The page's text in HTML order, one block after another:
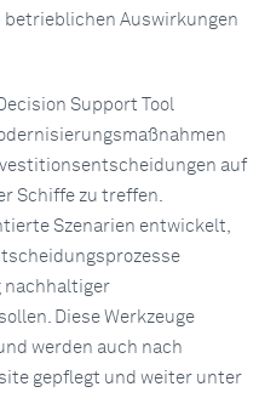
betrieblichen Auswirkungen
Support Tool
auf
Schiffe zu treffen.
Szenarien entwickelt,
nachhaltiger
Diese Werkzeuge
werden auch nach
gepflegt und weiter unter